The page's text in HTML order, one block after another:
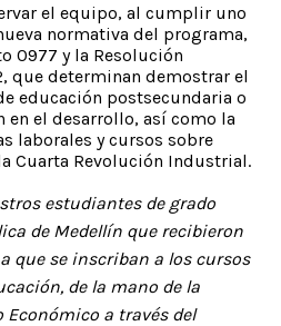
el equipo, al cumplir uno
normativa del programa,
0977 y la Resolución
que determinan demostrar el
educación postsecundaria o
el desarrollo, así como la
laborales y cursos sobre
Cuarta Revolución Industrial.
estudiantes de grado
de Medellín que recibieron
que se inscriban a los cursos
de la mano de la
Económico a través del